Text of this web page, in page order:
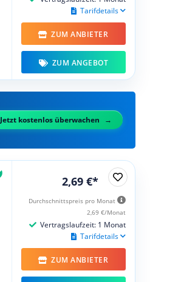
Tarifdetails
ZUM ANBIETER
ZUM ANGEBOT
Jetzt kostenlos überwachen
2,69 €*
Durchschnittspreis pro Monat
2,69 €/Monat
Vertragslaufzeit: 1 Monat
Tarifdetails
ZUM ANBIETER